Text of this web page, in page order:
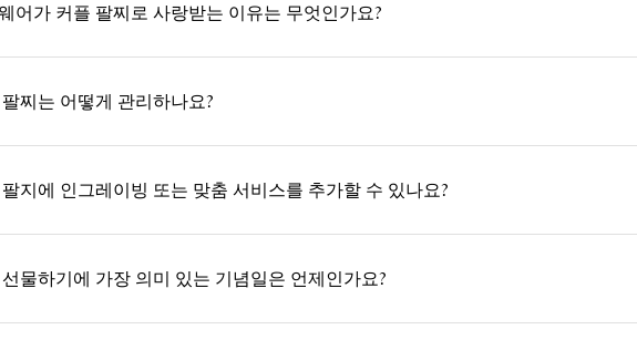
어가 커플 팔찌로 사랑받는 이유는 무엇인가요?
찌는 어떻게 관리하나요?
지에 인그레이빙 또는 맞춤 서비스를 추가할 수 있나요?
물하기에 가장 의미 있는 기념일은 언제인가요?